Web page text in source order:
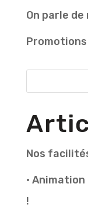
On parle de
Promotions
Nos
•
!